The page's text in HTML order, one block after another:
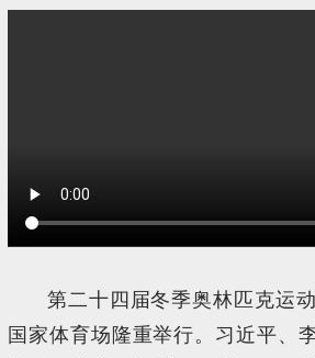
第二十四届冬季奥林匹克运
国家体育场隆重举行。习近平、